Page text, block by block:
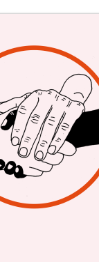
Dass er
geäußert.
Zimmer
Er lag in
seine
konnte dies
tückische
für sie das
hinnehmen,
geben,
faktisch